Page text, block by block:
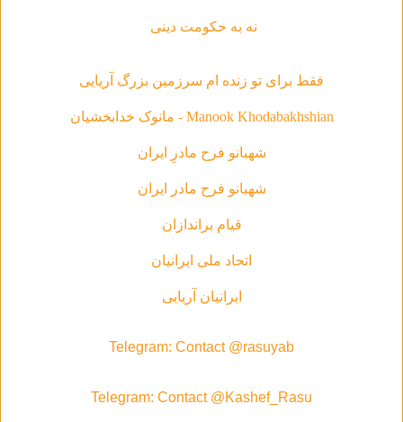
نه به حکومت دینی
فقط براى تو زنده ام سرزمين بزرگ آريايى
Manook Khodabakhshian - مانوک خدابخشیان
شهبانو فرح مادرِ ایران
شهبانو فرح مادر ايران
قیام براندازان
اتحاد ملی ایرانیان
ایرانیان آریایی
Telegram: Contact @rasuyab
Telegram: Contact @Kashef_Rasu